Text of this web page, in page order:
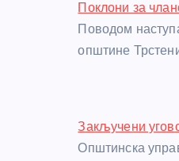
Поклони за
Поводом
општине
Закључени
Општинска